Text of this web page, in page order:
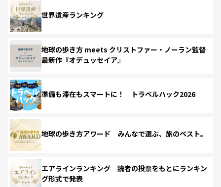
世界遺産ランキング
地球の歩き方 meets クリストファー・ノーラン監督
最新作『オデュッセイア』
準備も滞在もスマートに！ トラベルハック2026
地球の歩き方アワード みんなで選ぶ、旅のベスト。
エアラインランキング 読者の投票をもとにランキン
グ形式で発表